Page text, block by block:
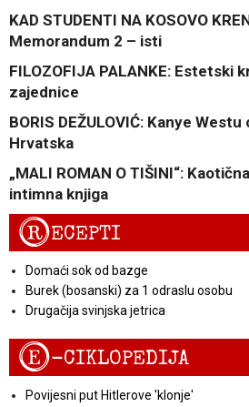
KAD STUDENTI NA KOSOVO
Memorandum 2 – isti
FILOZOFIJA PALANKE: Estetski
zajednice
BORIS DEŽULOVIĆ: Kanye
Hrvatska
„MALI ROMAN O TIŠINI“:
intimna knjiga
RECEPTI
Domaći sok od bazge
Burek (bosanski) za 1 odraslu osobu
Drugačija svinjska jetrica
E-CIKLOPEDIJA
Povijesni put Hitlerove 'klonje'